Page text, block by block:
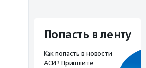
Попасть в ленту
Как попасть в новости
АСИ? Пришлите